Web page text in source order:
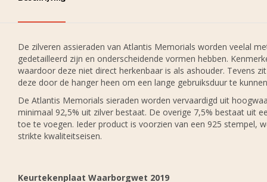
De zilveren assieraden van Atlantis Memorials worden veelal
gedetailleerd zijn en onderscheidende vormen hebben.
waardoor deze niet direct herkenbaar is als ashouder. Tevens
deze door de hanger heen om een lange gebruiksduur te
De Atlantis Memorials sieraden worden vervaardigd uit
minimaal 92,5% uit zilver bestaat. De overige 7,5% bestaat uit
toe te voegen. Ieder product is voorzien van een 925 stempel,
strikte kwaliteitseisen.
Keurtekenplaat Waarborgwet 2019